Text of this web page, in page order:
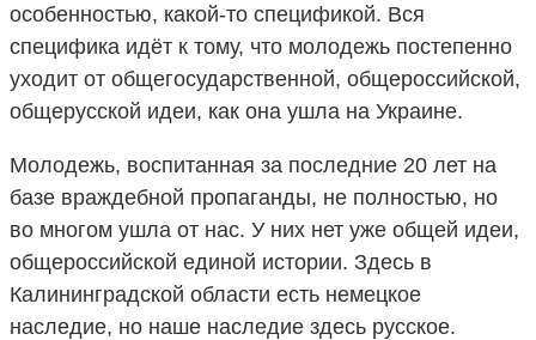
особенностью, какой-то спецификой. Вся
специфика идёт к тому, что молодежь постепенно
уходит от общегосударственной, общероссийской,
общерусской идеи, как она ушла на Украине.
Молодежь, воспитанная за последние 20 лет на
базе враждебной пропаганды, не полностью, но
во многом ушла от нас. У них нет уже общей идеи,
общероссийской единой истории. Здесь в
Калининградской области есть немецкое
наследие, но наше наследие здесь русское.